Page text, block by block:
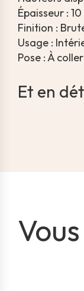
Épaisseur :
Finition :
Usage :
Pose : À
Et en